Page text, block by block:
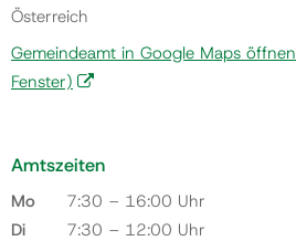
Österreich
Gemeindeamt in Google Maps öffnen
Fenster)
Amtszeiten
Mo
7:30 – 16:00 Uhr
Di
7:30 – 12:00 Uhr